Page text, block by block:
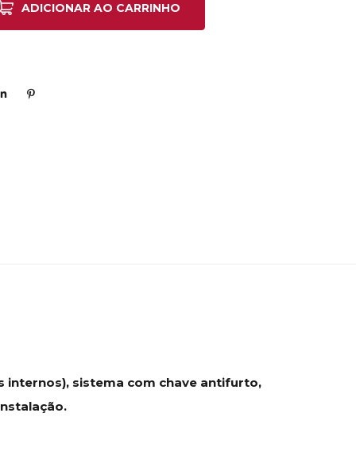
ADICIONAR AO CARRINHO
internos), sistema com chave antifurto,